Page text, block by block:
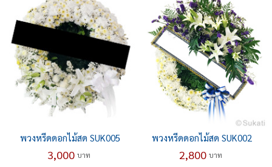
พวงหรีดดอกไม้สด SUK005
3,000 บาท
พวงหรีดดอกไม้สด SUK002
2,800 บาท